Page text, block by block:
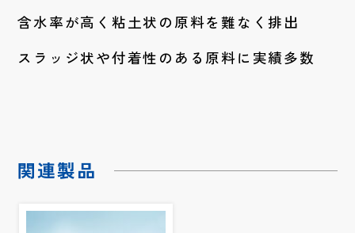
含水率が高く粘土状の原料を難なく排出
スラッジ状や付着性のある原料に実績多数
関連製品